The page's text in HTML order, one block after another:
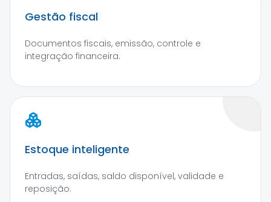
Gestão fiscal
Documentos fiscais, emissão, controle e
integração financeira.
Estoque inteligente
Entradas, saídas, saldo disponível, validade e
reposição.